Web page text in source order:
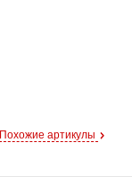
Похожие артикулы